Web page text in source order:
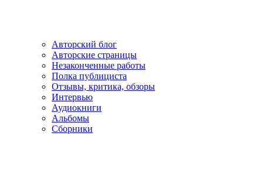
Авторский блог
Авторские страницы
Незаконченные работы
Полка публициста
Отзывы, критика, обзоры
Интервью
Аудиокниги
Альбомы
Сборники